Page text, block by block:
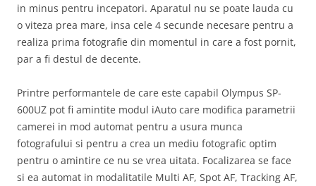
in minus pentru incepatori. Aparatul nu se poate lauda cu
o viteza prea mare, insa cele 4 secunde necesare pentru a
realiza prima fotografie din momentul in care a fost pornit,
par a fi destul de decente.
Printre performantele de care este capabil Olympus SP-
600UZ pot fi amintite modul iAuto care modifica parametrii
camerei in mod automat pentru a usura munca
fotografului si pentru a crea un mediu fotografic optim
pentru o amintire ce nu se vrea uitata. Focalizarea se face
si ea automat in modalitatile Multi AF, Spot AF, Tracking AF,